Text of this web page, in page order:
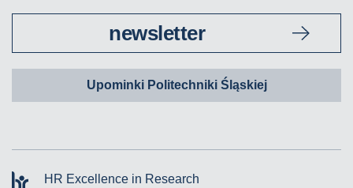
newsletter
Upominki Politechniki Śląskiej
HR Excellence in Research